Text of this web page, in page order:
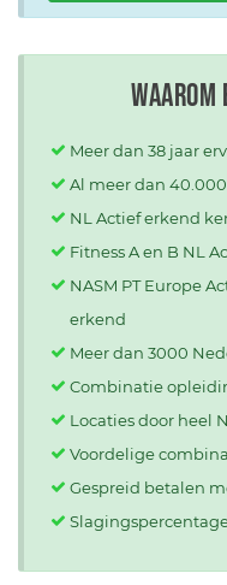
Waarom
Meer dan 38 jaar
Al meer dan
NL Actief erkend
Fitness A en B NL
NASM PT Europe
erkend
Meer dan 3000
Combinatie
Locaties door heel
Voordelige
Gespreid betalen